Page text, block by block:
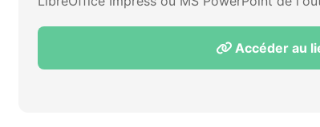
Accéder au